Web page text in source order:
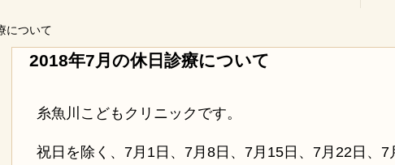
について
2018年7月の休日診療について
糸魚川こどもクリニックです。
祝日を除く、7月1日、7月8日、7月15日、7月22日、7